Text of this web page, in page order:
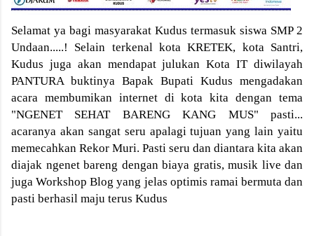
Selamat ya bagi masyarakat Kudus termasuk siswa SMP 2
Undaan.....! Selain terkenal kota KRETEK, kota Santri,
Kudus juga akan mendapat julukan Kota IT diwilayah
PANTURA buktinya Bapak Bupati Kudus mengadakan
acara membumikan internet di kota kita dengan tema
"NGENET SEHAT BARENG KANG MUS" pasti...
acaranya akan sangat seru apalagi tujuan yang lain yaitu
memecahkan Rekor Muri. Pasti seru dan diantara kita akan
diajak ngenet bareng dengan biaya gratis, musik live dan
juga Workshop Blog yang jelas optimis ramai bermuta dan
pasti berhasil maju terus Kudus